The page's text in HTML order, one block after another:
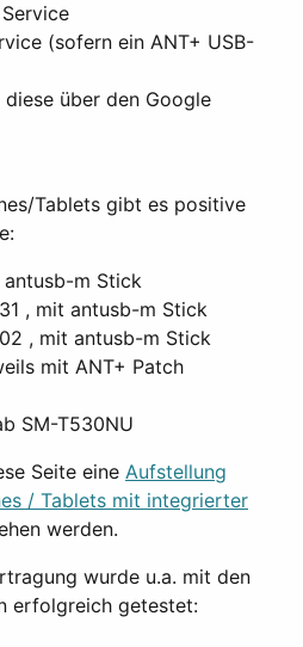
(sofern ein ANT+ USB-
diese über den Google
Tablets gibt es positive
antusb-m Stick
, mit antusb-m Stick
, mit antusb-m Stick
mit ANT+ Patch
SM-T530NU
Seite eine Aufstellung
/ Tablets mit integrierter
werden.
wurde u.a. mit den
erfolgreich getestet: